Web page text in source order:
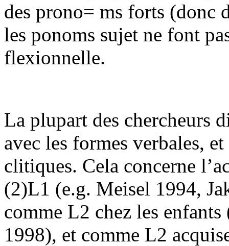
des prono= ms forts (donc
les ponoms sujet ne font
flexionnelle.
La plupart des chercheurs
avec les formes verbales,
clitiques. Cela concerne
(2)L1 (e.g. Meisel 1994,
comme L2 chez les enfants
1998), et comme L2